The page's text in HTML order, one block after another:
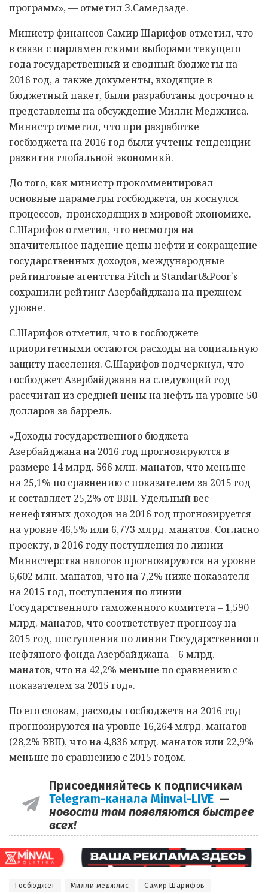
программ», — отметил З.Самедзаде.
Министр финансов Самир Шарифов отметил, что
в связи с парламентскими выборами текущего
года государственный и сводный бюджеты на
2016 год, а также документы, входящие в
бюджетный пакет, были разработаны досрочно и
представлены на обсуждение Милли Меджлиса.
Министр отметил, что при разработке
госбюджета на 2016 год были учтены тенденции
развития глобальной экономикй.
До того, как министр прокомментировал
основные параметры госбюджета, он коснулся
процессов, происходящих в мировой экономике.
С.Шарифов отметил, что несмотря на
значительное падение цены нефти и сокращение
государственных доходов, международные
рейтинговые агентства Fitch и Standart&Poor`s
сохранили рейтинг Азербайджана на прежнем
уровне.
С.Шарифов отметил, что в госбюджете
приоритетными остаются расходы на социальную
защиту населения. С.Шарифов подчеркнул, что
госбюджет Азербайджана на следующий год
рассчитан из средней цены на нефть на уровне 50
долларов за баррель.
«Доходы государственного бюджета
Азербайджана на 2016 год прогнозируются в
размере 14 млрд. 566 млн. манатов, что меньше
на 25,1% по сравнению с показателем за 2015 год
и составляет 25,2% от ВВП. Удельный вес
ненефтяных доходов на 2016 год прогнозируется
на уровне 46,5% или 6,773 млрд. манатов. Согласно
проекту, в 2016 году поступления по линии
Министерства налогов прогнозируются на уровне
6,602 млн. манатов, что на 7,2% ниже показателя
на 2015 год, поступления по линии
Государственного таможенного комитета – 1,590
млрд. манатов, что соответствует прогнозу на
2015 год, поступления по линии Государственного
нефтяного фонда Азербайджана – 6 млрд.
манатов, что на 42,2% меньше по сравнению с
показателем за 2015 год».
По его словам, расходы госбюджета на 2016 год
прогнозируются на уровне 16,264 млрд. манатов
(28,2% ВВП), что на 4,836 млрд. манатов или 22,9%
меньше по сравнению с 2015 годом.
Присоединяйтесь к подписчикам
Telegram-канала Minval-LIVE —
новости там появляются быстрее
всех!
Госбюджет Милли меджлис Самир Шарифов